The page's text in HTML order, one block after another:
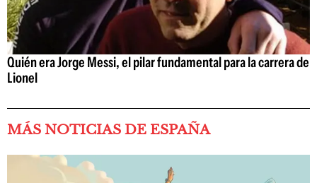
Quién era Jorge Messi, el pilar fundamental para la carrera de
Lionel
MÁS NOTICIAS DE ESPAÑA